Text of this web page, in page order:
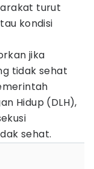
turut
kondisi
jika
tidak sehat
Hidup (DLH),
sehat.